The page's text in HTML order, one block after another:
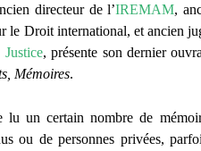
directeur de l’IREMAM,
le Droit international, et ancien
Justice, présente son dernier
Mémoires.
un certain nombre de
ou de personnes privées,